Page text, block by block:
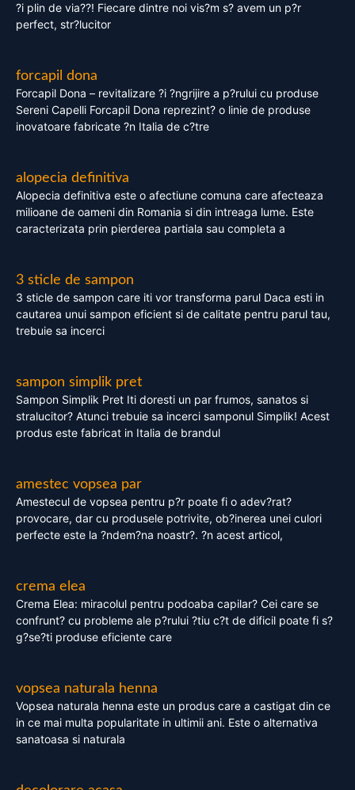
?i plin de via??! Fiecare dintre noi vis?m s? avem un p?r
perfect, str?lucitor
forcapil dona
Forcapil Dona – revitalizare ?i ?ngrijire a p?rului cu produse
Sereni Capelli Forcapil Dona reprezint? o linie de produse
inovatoare fabricate ?n Italia de c?tre
alopecia definitiva
Alopecia definitiva este o afectiune comuna care afecteaza
milioane de oameni din Romania si din intreaga lume. Este
caracterizata prin pierderea partiala sau completa a
3 sticle de sampon
3 sticle de sampon care iti vor transforma parul Daca esti in
cautarea unui sampon eficient si de calitate pentru parul tau,
trebuie sa incerci
sampon simplik pret
Sampon Simplik Pret Iti doresti un par frumos, sanatos si
stralucitor? Atunci trebuie sa incerci samponul Simplik! Acest
produs este fabricat in Italia de brandul
amestec vopsea par
Amestecul de vopsea pentru p?r poate fi o adev?rat?
provocare, dar cu produsele potrivite, ob?inerea unei culori
perfecte este la ?ndem?na noastr?. ?n acest articol,
crema elea
Crema Elea: miracolul pentru podoaba capilar? Cei care se
confrunt? cu probleme ale p?rului ?tiu c?t de dificil poate fi s?
g?se?ti produse eficiente care
vopsea naturala henna
Vopsea naturala henna este un produs care a castigat din ce
in ce mai multa popularitate in ultimii ani. Este o alternativa
sanatoasa si naturala